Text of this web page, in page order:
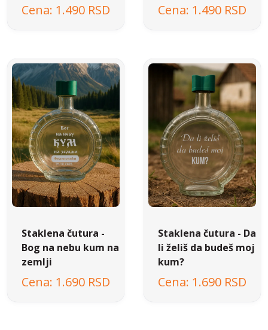
1.490 RSD 1.490 RSD
Staklena čutura -
Bog na nebu kum na
zemlji
1.690 RSD
Staklena čutura - Da
li želiš da budeš moj
kum?
1.690 RSD